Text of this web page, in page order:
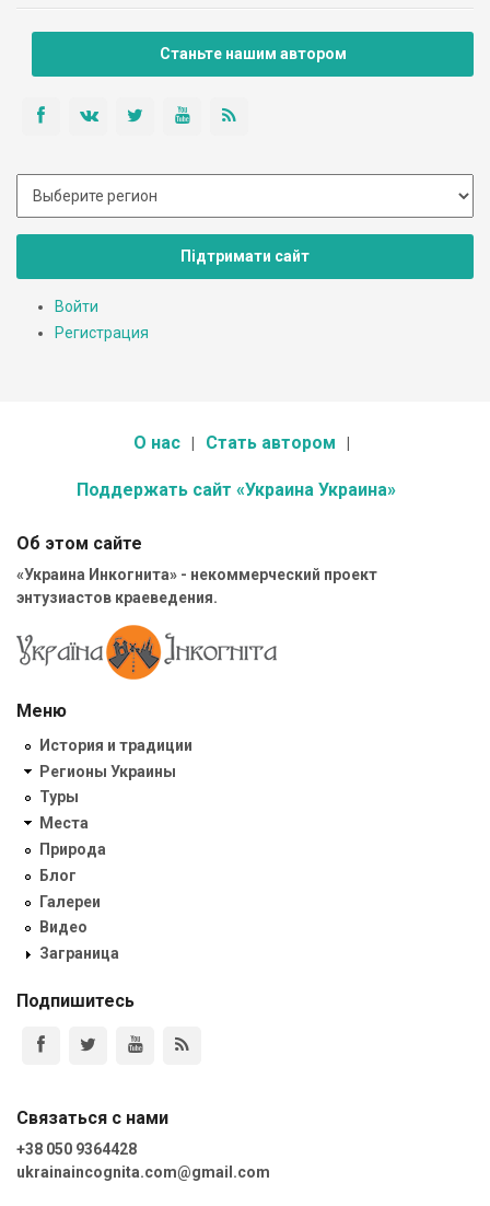
Станьте нашим автором
Підтримати сайт
Войти
Регистрация
О нас Стать автором
Поддержать сайт «Украина Украина»
Об этом сайте
«Украина Инкогнита» - некоммерческий проект
энтузиастов краеведения.
Меню
История и традиции
Регионы Украины
Туры
Места
Природа
Блог
Галереи
Видео
Заграница
Подпишитесь
Связаться с нами
+38 050 9364428
ukrainaincognita.com@gmail.com